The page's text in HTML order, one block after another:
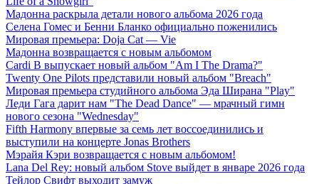
Мадонна раскрыла детали нового альбома 2026 года
Селена Гомес и Бенни Бланко официально поженились
Мировая премьера: Doja Cat — Vie
Мадонна возвращается с новым альбомом
Cardi B выпускает новый альбом "Am I The Drama?"
Twenty One Pilots представили новый альбом "Breach"
Мировая премьера студийного альбома Эда Ширана "Play"
Леди Гага дарит нам "The Dead Dance" — мрачный гимн
нового сезона "Wednesday"
Fifth Harmony впервые за семь лет воссоединились и
выступили на концерте Jonas Brothers
Мэрайя Кэри возвращается с новым альбомом!
Lana Del Rey: новый альбом Stove выйдет в январе 2026 года
Тейлор Свифт выходит замуж